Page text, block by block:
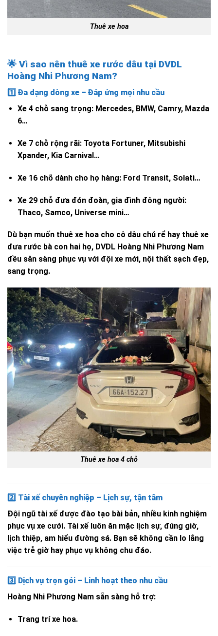
Thuê xe hoa
🌟 Vì sao nên thuê xe rước dâu tại DVDL
Hoàng Nhi Phương Nam?
1️⃣ Đa dạng dòng xe – Đáp ứng mọi nhu cầu
Xe 4 chỗ sang trọng: Mercedes, BMW, Camry, Mazda
6…
Xe 7 chỗ rộng rãi: Toyota Fortuner, Mitsubishi
Xpander, Kia Carnival…
Xe 16 chỗ dành cho họ hàng: Ford Transit, Solati…
Xe 29 chỗ đưa đón đoàn, gia đình đông người:
Thaco, Samco, Universe mini…
Dù bạn muốn thuê xe hoa cho cô dâu chú rể hay thuê xe
đưa rước bà con hai họ, DVDL Hoàng Nhi Phương Nam
đều sẵn sàng phục vụ với đội xe mới, nội thất sạch đẹp,
sang trọng.
Thuê xe hoa 4 chỗ
2️⃣ Tài xế chuyên nghiệp – Lịch sự, tận tâm
Đội ngũ tài xế được đào tạo bài bản, nhiều kinh nghiệm
phục vụ xe cưới. Tài xế luôn ăn mặc lịch sự, đúng giờ,
lịch thiệp, am hiểu đường sá. Bạn sẽ không cần lo lắng
việc trễ giờ hay phục vụ không chu đáo.
3️⃣ Dịch vụ trọn gói – Linh hoạt theo nhu cầu
Hoàng Nhi Phương Nam sẵn sàng hỗ trợ:
Trang trí xe hoa.